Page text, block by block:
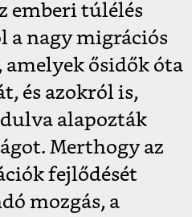
emberi túlélés
a nagy migrációs
ősidők óta
és azokról is,
alapozták
Merthogy az
fejlődését
mozgás, a